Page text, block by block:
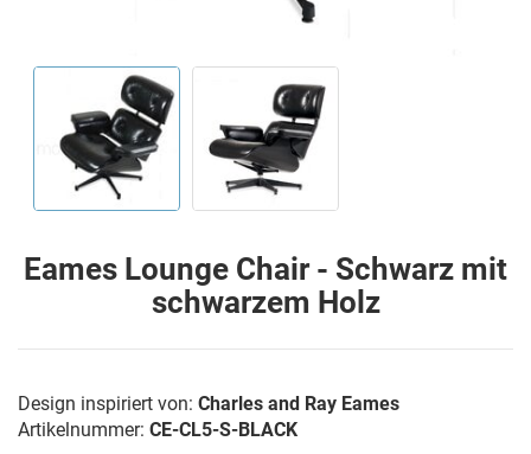
Eames Lounge Chair - Schwarz mit
schwarzem Holz
Design inspiriert von: Charles and Ray Eames
Artikelnummer: CE-CL5-S-BLACK